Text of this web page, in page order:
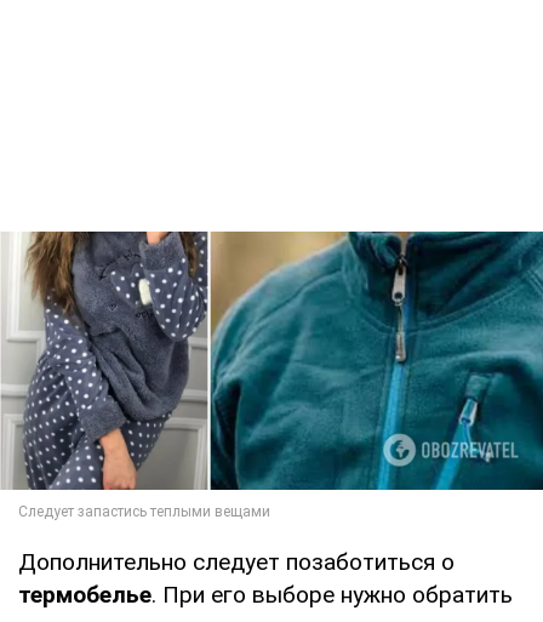
Дополнительно следует позаботиться о
термобелье. При его выборе нужно обратить